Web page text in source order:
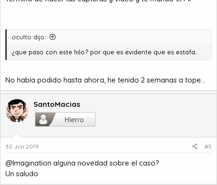
oculto dijo:
¿que paso con este hilo? por que es evidente que es estafa..
No había podido hasta ahora, he tenido 2 semanas a tope...
SantoMacias
30 Jun 2019 #5
@Imagination alguna novedad sobre el caso?
Un saludo